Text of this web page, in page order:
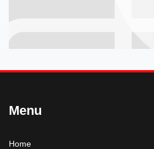
Menu
Home